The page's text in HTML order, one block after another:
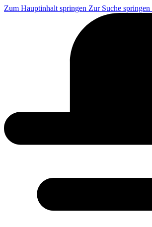
Zum Hauptinhalt springen Zur Suche springen